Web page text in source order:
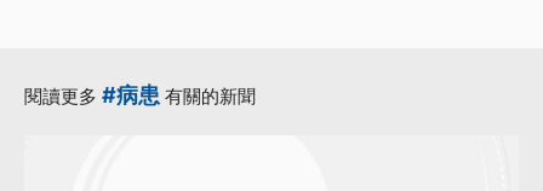
閱讀更多 #病患 有關的新聞